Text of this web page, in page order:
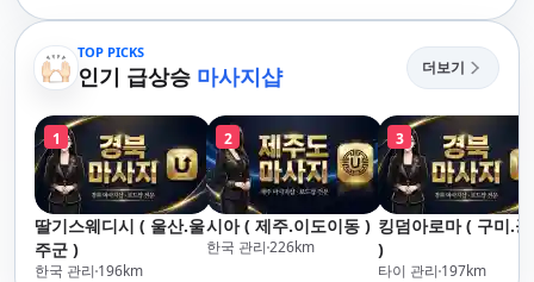
마사지 홈케어 홈타이
TOP PICKS
인기 급상승 마사지샵 더보기
1
딸기스웨디시 ( 울산.울
주군 )
한국 관리 196km
2
시아 ( 제주.이도이동 )
한국 관리 226km
3
킹덤아로마 ( 구미.
)
타이 관리 197km